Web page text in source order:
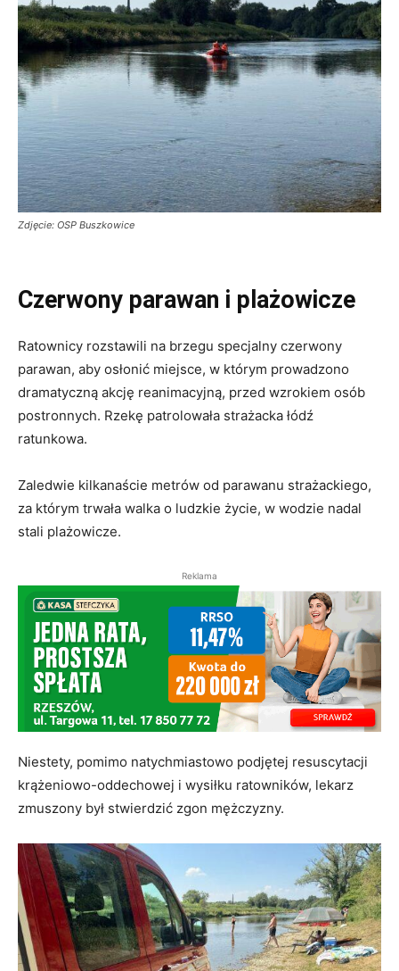
Zdjęcie: OSP Buszkowice
Czerwony parawan i plażowicze
Ratownicy rozstawili na brzegu specjalny czerwony
parawan, aby osłonić miejsce, w którym prowadzono
dramatyczną akcję reanimacyjną, przed wzrokiem osób
postronnych. Rzekę patrolowała strażacka łódź
ratunkowa.
Zaledwie kilkanaście metrów od parawanu strażackiego,
za którym trwała walka o ludzkie życie, w wodzie nadal
stali plażowicze.
Reklama
Niestety, pomimo natychmiastowo podjętej resuscytacji
krążeniowo-oddechowej i wysiłku ratowników, lekarz
zmuszony był stwierdzić zgon mężczyzny.